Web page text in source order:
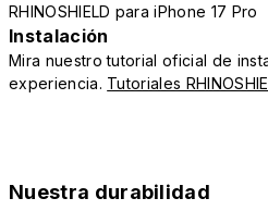
RHINOSHIELD para iPhone 17 Pro
Instalación
Mira nuestro tutorial oficial de
experiencia. Tutoriales
Nuestra durabilidad